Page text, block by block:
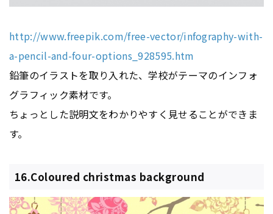
http://www.freepik.com/free-vector/infography-with-
a-pencil-and-four-options_928595.htm
鉛筆のイラストを取り入れた、学校がテーマのインフォ
グラフィック素材です。
ちょっとした説明文をわかりやすく見せることができま
す。
16.Coloured christmas background